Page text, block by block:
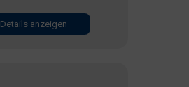
Details anzeigen